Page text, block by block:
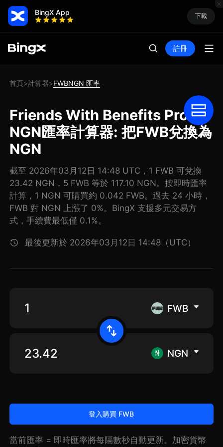
BingX App 下載
註冊
首頁>計算器>FWBNGN 匯率
Friends With Benefits Pro
NGN匯率計算器: 把FWB兌換為
NGN
截至 2026年03月12日 14:48 UTC，1 FWB 可兌換
23.42 NGN，5 FWB 等於 117.10 NGN。按即時匯率
計算，1 NGN 可購買約 0.042 FWB。過去 24 小時，
FWB 對 NGN 上漲了 0%。BingX 支援多元交易方
式，手續費最低僅 0.1%。
最後更新於 2026年03月12日 14:48（UTC）
FWB
NGN
登入購買 FWB
當前匯率 = 即時匯率將每隔數秒自動更新。加密貨幣